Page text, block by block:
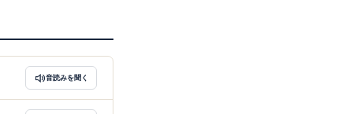
音読みを聞く